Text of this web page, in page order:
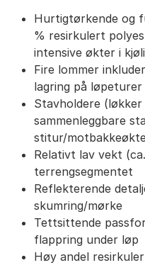
Hurtigtørkende og
% resirkulert
intensive økter i
Fire lommer
lagring på løpeturer
Stavholdere
sammenleggbare
stitur/
Relativt lav vekt
terrengsegmentet
Reflekterende
skumring/mørke
Tettsittende
flappring under løp
Høy andel